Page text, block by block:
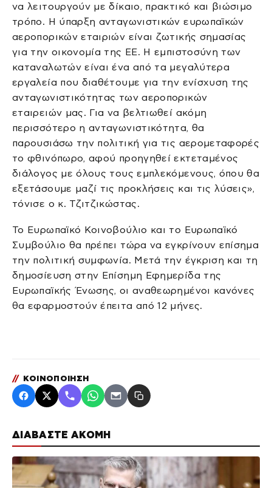
ΔΙΑΒΑΣΤΕ ΑΚΟΜΗ
να λειτουργούν με δίκαιο, πρακτικό και βιώσιμο
τρόπο. Η ύπαρξη ανταγωνιστικών ευρωπαϊκών
αεροπορικών εταιριών είναι ζωτικής σημασίας
για την οικονομία της ΕΕ. Η εμπιστοσύνη των
καταναλωτών είναι ένα από τα μεγαλύτερα
εργαλεία που διαθέτουμε για την ενίσχυση της
ανταγωνιστικότητας των αεροπορικών
εταιρειών μας. Για να βελτιωθεί ακόμη
περισσότερο η ανταγωνιστικότητα, θα
παρουσιάσω την πολιτική για τις αερομεταφορές
το φθινόπωρο, αφού προηγηθεί εκτεταμένος
διάλογος με όλους τους εμπλεκόμενους, όπου θα
εξετάσουμε μαζί τις προκλήσεις και τις λύσεις»,
τόνισε ο κ. Τζιτζικώστας.
Το Ευρωπαϊκό Κοινοβούλιο και το Ευρωπαϊκό
Συμβούλιο θα πρέπει τώρα να εγκρίνουν επίσημα
την πολιτική συμφωνία. Μετά την έγκριση και τη
δημοσίευση στην Επίσημη Εφημερίδα της
Ευρωπαϊκής Ένωσης, οι αναθεωρημένοι κανόνες
θα εφαρμοστούν έπειτα από 12 μήνες.
// ΚΟΙΝΟΠΟΙΗΣΗ